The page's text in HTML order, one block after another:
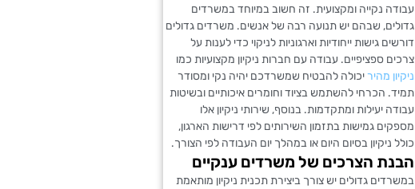
עבודה נקייה ומקצועית. זה חשוב במיוחד במשרדים
גדולים, שבהם יש תנועה רבה של אנשים. משרדים גדולים
דורשים גישות ייחודיות וארגוניות לניקוי כדי לענות על
צרכים ספציפיים. עבודה עם חברות ניקיון מקצועיות כמו
ניקיון מהיריכולה להבטיח שמשרדכם יהיה נקי ומסודר
תמיד. הכרחי להשתמש בציוד וחומרים איכותיים ובשיטות
עבודה יעילות ומתקדמות. בנוסף, שירותי ניקיון אלו
מספקים גמישות בתזמון השירותים לפי דרישות הארגון,
כולל ניקיון בסיום היום או במהלך יום העבודה לפי הצורך.
הבנת הצרכים של משרדים ענקיים
במשרדים גדולים יש צורך ביצירת תכנית ניקיון מותאמת